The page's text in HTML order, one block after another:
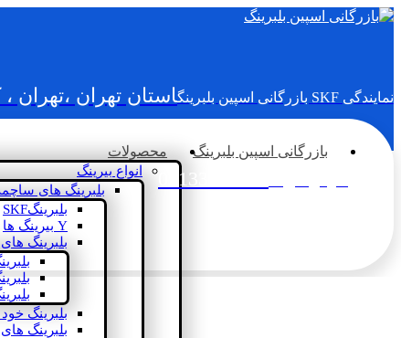
نمایندگی SKF بازرگانی اسپین بلبرینگ استان تهران ،تهران
02133936833
بازرگانی اسپین بلبرینگ محصولات
انواع بیرینگ
بلبرینگ های
بلبرینگSKF
Y بیرینگ ها
بلبرینگ
بلبرینگ
بلبرینگ